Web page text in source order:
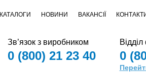
КАТАЛОГИ НОВИНИ ВАКАНСІЇ
Зв’язок з виробником
0 (800) 21 23 40 0